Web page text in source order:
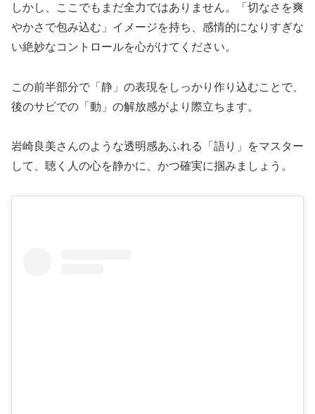
しかし、ここでもまだ全力ではありません。「切なさを爽
やかさで包み込む」イメージを持ち、感情的になりすぎな
い絶妙なコントロールを心がけてください。
この前半部分で「静」の表現をしっかり作り込むことで、
後のサビでの「動」の解放感がより際立ちます。
岩崎良美さんのような透明感あふれる「語り」をマスター
して、聴く人の心を静かに、かつ確実に掴みましょう。